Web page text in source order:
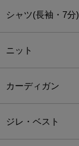
シャツ(長袖・7分)
ニット
カーディガン
ジレ・ベスト